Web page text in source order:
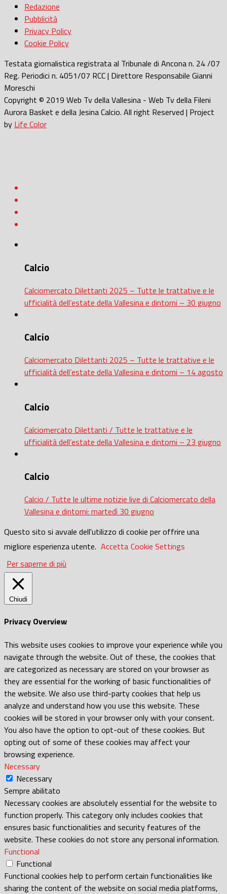
Redazione
Pubblicità
Privacy Policy
Cookie Policy
Testata giornalistica registrata al Tribunale di Ancona n. 24 /07
Reg. Periodici n. 4051/07 RCC | Direttore Responsabile Gianni
Moreschi
Copyright © 2019 Web Tv della Vallesina - Web Tv della Fileni
Aurora Basket e della Jesina Calcio. All right Reserved | Project
by Life Color
Calcio
Calciomercato Dilettanti 2025 – Tutte le trattative e le
ufficialità dell’estate della Vallesina e dintorni – 30 giugno
Calcio
Calciomercato Dilettanti 2025 – Tutte le trattative e le
ufficialità dell’estate della Vallesina e dintorni – 14 agosto
Calcio
Calciomercato Dilettanti / Tutte le trattative e le
ufficialità dell’estate della Vallesina e dintorni – 23 giugno
Calcio
Calcio / Tutte le ultime notizie live di Calciomercato della
Vallesina e dintorni: martedì 30 giugno
Questo sito si avvale dell'utilizzo di cookie per offrire una
migliore esperienza utente. Accetta Cookie Settings
Per saperne di più
Chiudi
Privacy Overview
This website uses cookies to improve your experience while you
navigate through the website. Out of these, the cookies that
are categorized as necessary are stored on your browser as
they are essential for the working of basic functionalities of
the website. We also use third-party cookies that help us
analyze and understand how you use this website. These
cookies will be stored in your browser only with your consent.
You also have the option to opt-out of these cookies. But
opting out of some of these cookies may affect your
browsing experience.
Necessary
Necessary
Sempre abilitato
Necessary cookies are absolutely essential for the website to
function properly. This category only includes cookies that
ensures basic functionalities and security features of the
website. These cookies do not store any personal information.
Functional
Functional
Functional cookies help to perform certain functionalities like
sharing the content of the website on social media platforms,